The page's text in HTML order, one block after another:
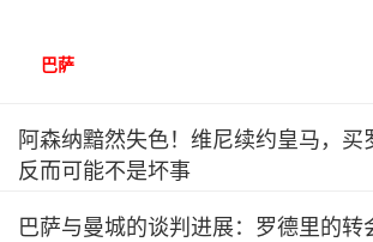
巴萨
阿森纳黯然失色！维尼续约皇马，买
反而可能不是坏事
巴萨与曼城的谈判进展：罗德里的转